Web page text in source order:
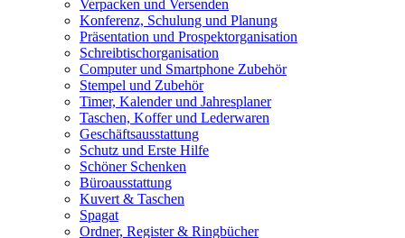
Verpacken und Versenden
Konferenz, Schulung und Planung
Präsentation und Prospektorganisation
Schreibtischorganisation
Computer und Smartphone Zubehör
Stempel und Zubehör
Timer, Kalender und Jahresplaner
Taschen, Koffer und Lederwaren
Geschäftsausstattung
Schutz und Erste Hilfe
Schöner Schenken
Büroausstattung
Kuvert & Taschen
Spagat
Ordner, Register & Ringbücher